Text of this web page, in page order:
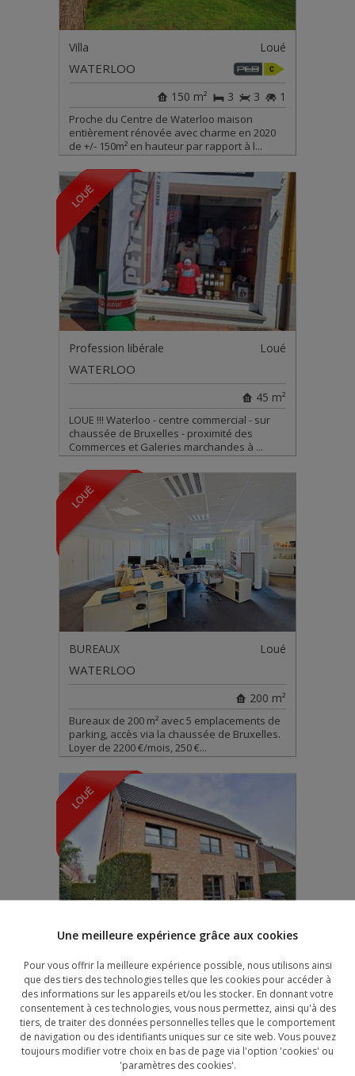
Villa Loué
WATERLOO
1
3
3
150 m²
Proche du Centre de Waterloo maison
entièrement rénovée avec charme en 2020
de +/- 150m² en hauteur par rapport à l...
Profession libérale Loué
WATERLOO
45 m²
LOUE !!! Waterloo - centre commercial - sur
chaussée de Bruxelles - proximité des
Commerces et Galeries marchandes à ...
BUREAUX Loué
WATERLOO
200 m²
Bureaux de 200 m² avec 5 emplacements de
parking, accès via la chaussée de Bruxelles.
Loyer de 2200 €/mois, 250 €...
WATERLOO
1
1
1
4
188 m²
Loué Waterloo - "Plateau de l'Ange" à
proximité immédiate du centre commercial et
des écoles, villa 4 façades si...
Une meilleure expérience grâce aux cookies
Pour vous offrir la meilleure expérience possible, nous utilisons ainsi
que des tiers des technologies telles que les cookies pour accéder à
des informations sur les appareils et/ou les stocker. En donnant votre
consentement à ces technologies, vous nous permettez, ainsi qu'à des
tiers, de traiter des données personnelles telles que le comportement
de navigation ou des identifiants uniques sur ce site web. Vous pouvez
toujours modifier votre choix en bas de page via l'option 'cookies' ou
'paramètres des cookies'.